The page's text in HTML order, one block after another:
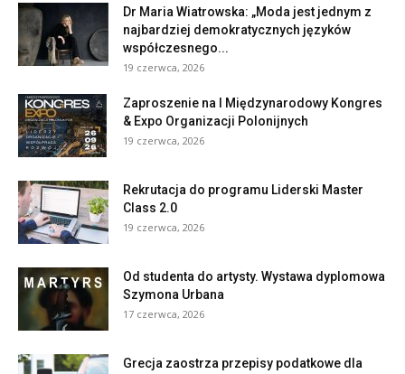
Dr Maria Wiatrowska: „Moda jest jednym z
najbardziej demokratycznych języków
współczesnego...
19 czerwca, 2026
Zaproszenie na I Międzynarodowy Kongres
& Expo Organizacji Polonijnych
19 czerwca, 2026
Rekrutacja do programu Liderski Master
Class 2.0
19 czerwca, 2026
Od studenta do artysty. Wystawa dyplomowa
Szymona Urbana
17 czerwca, 2026
Grecja zaostrza przepisy podatkowe dla